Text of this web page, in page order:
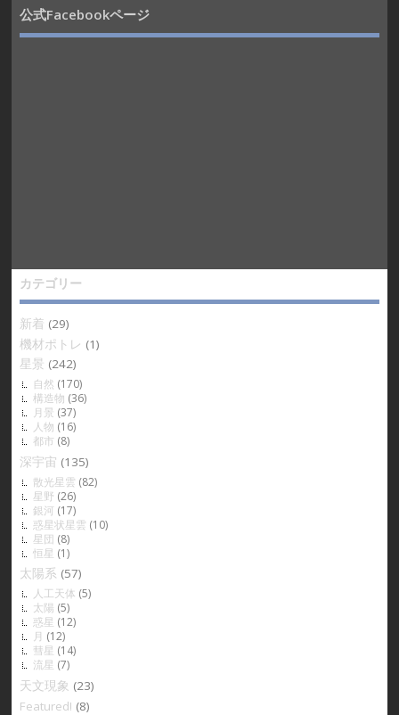
公式Facebookページ
カテゴリー
新着 (29)
機材ポトレ (1)
星景 (242)
自然 (170)
構造物 (36)
月景 (37)
人物 (16)
都市 (8)
深宇宙 (135)
散光星雲 (82)
星野 (26)
銀河 (17)
惑星状星雲 (10)
星団 (8)
恒星 (1)
太陽系 (57)
人工天体 (5)
太陽 (5)
惑星 (12)
月 (12)
彗星 (14)
流星 (7)
天文現象 (23)
Featured! (8)